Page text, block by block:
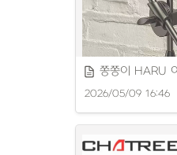
쫑쫑이 HARU
2026/05/09 16:46